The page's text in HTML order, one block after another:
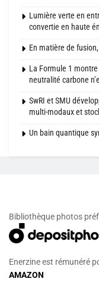
Lumière verte en
convertie en haute
En matière de
La Formule 1
neutralité carbone
SwRI et SMU
multi-modaux et
Un bain quantique
Bibliothèque photos
Enerzine est rémunéré
AMAZON